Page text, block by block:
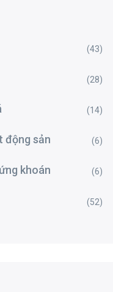
(43)
(28)
(14)
động sản (6)
khoán (6)
(52)